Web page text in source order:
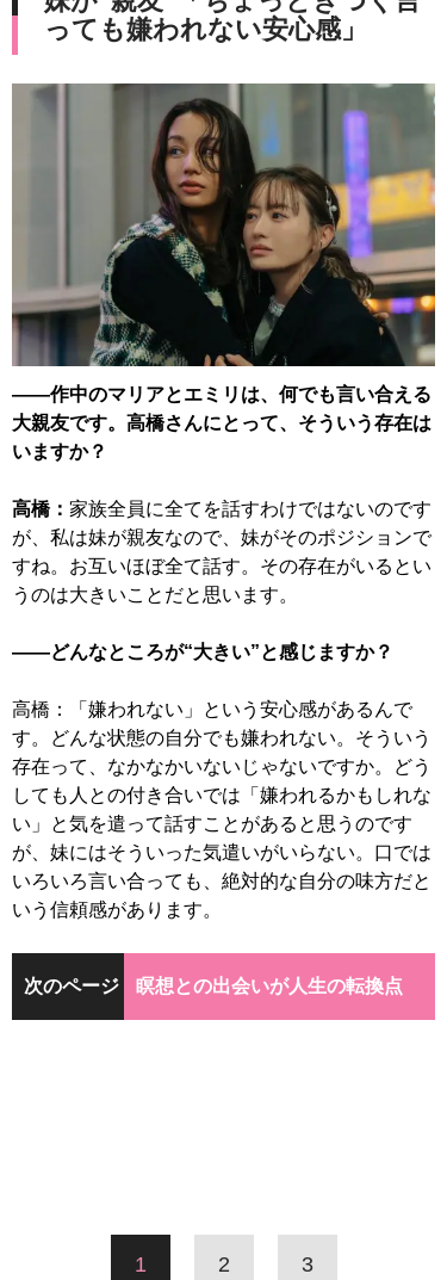
っても嫌われない安心感」
――作中のマリアとエミリは、何でも言い合える
大親友です。高橋さんにとって、そういう存在は
いますか？
高橋： 家族全員に全てを話すわけではないのです
が、私は妹が親友なので、妹がそのポジションで
すね。お互いほぼ全て話す。その存在がいるとい
うのは大きいことだと思います。
――どんなところが“大きい”と感じますか？
高橋：「嫌われない」という安心感があるんで
す。どんな状態の自分でも嫌われない。そういう
存在って、なかなかいないじゃないですか。どう
しても人との付き合いでは「嫌われるかもしれな
い」と気を遣って話すことがあると思うのです
が、妹にはそういった気遣いがいらない。口では
いろいろ言い合っても、絶対的な自分の味方だと
いう信頼感があります。
次のページ 瞑想との出会いが人生の転換点
1 2 3